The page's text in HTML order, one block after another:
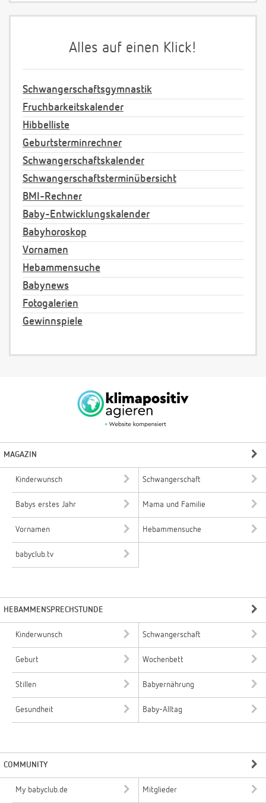
Alles auf einen Klick!
Schwangerschaftsgymnastik
Fruchbarkeitskalender
Hibbelliste
Geburtsterminrechner
Schwangerschaftskalender
Schwangerschaftsterminübersicht
BMI-Rechner
Baby-Entwicklungskalender
Babyhoroskop
Vornamen
Hebammensuche
Babynews
Fotogalerien
Gewinnspiele
MAGAZIN
Kinderwunsch Schwangerschaft
Babys erstes Jahr Mama und Familie
Vornamen Hebammensuche
babyclub.tv
HEBAMMENSPRECHSTUNDE
Kinderwunsch Schwangerschaft
Geburt Wochenbett
Stillen Babyernährung
Gesundheit Baby-Alltag
COMMUNITY
My babyclub.de Mitglieder